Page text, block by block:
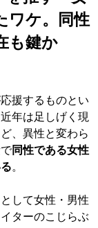
ワケ。同性
も鍵か
援するものとい
年は足しげく現
、異性と変わら
同性である女性
。
して女性・男性
ターのこじらぶ